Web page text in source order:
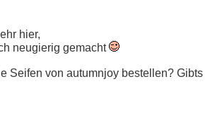
hier,
neugierig gemacht
Seifen von autumnjoy bestellen? Gibts